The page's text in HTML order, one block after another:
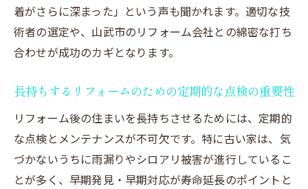
着がさらに深まった」という声も聞かれます。適切な技
術者の選定や、山武市のリフォーム会社との綿密な打ち
合わせが成功のカギとなります。
長持ちするリフォームのための定期的な点検の重要性
リフォーム後の住まいを長持ちさせるためには、定期的
な点検とメンテナンスが不可欠です。特に古い家は、気
づかないうちに雨漏りやシロアリ被害が進行しているこ
とが多く、早期発見・早期対応が寿命延長のポイントと